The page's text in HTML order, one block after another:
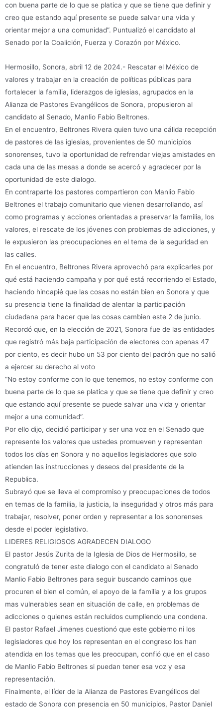
con buena parte de lo que se platica y que se tiene que definir y
creo que estando aquí presente se puede salvar una vida y
orientar mejor a una comunidad”. Puntualizó el candidato al
Senado por la Coalición, Fuerza y Corazón por México.
Hermosillo, Sonora, abril 12 de 2024.- Rescatar el México de
valores y trabajar en la creación de políticas públicas para
fortalecer la familia, liderazgos de iglesias, agrupados en la
Alianza de Pastores Evangélicos de Sonora, propusieron al
candidato al Senado, Manlio Fabio Beltrones.
En el encuentro, Beltrones Rivera quien tuvo una cálida recepción
de pastores de las iglesias, provenientes de 50 municipios
sonorenses, tuvo la oportunidad de refrendar viejas amistades en
cada una de las mesas a donde se acercó y agradecer por la
oportunidad de este dialogo.
En contraparte los pastores compartieron con Manlio Fabio
Beltrones el trabajo comunitario que vienen desarrollando, así
como programas y acciones orientadas a preservar la familia, los
valores, el rescate de los jóvenes con problemas de adicciones, y
le expusieron las preocupaciones en el tema de la seguridad en
las calles.
En el encuentro, Beltrones Rivera aprovechó para explicarles por
qué está haciendo campaña y por qué está recorriendo el Estado,
haciendo hincapié que las cosas no están bien en Sonora y que
su presencia tiene la finalidad de alentar la participación
ciudadana para hacer que las cosas cambien este 2 de junio.
Recordó que, en la elección de 2021, Sonora fue de las entidades
que registró más baja participación de electores con apenas 47
por ciento, es decir hubo un 53 por ciento del padrón que no salió
a ejercer su derecho al voto
“No estoy conforme con lo que tenemos, no estoy conforme con
buena parte de lo que se platica y que se tiene que definir y creo
que estando aquí presente se puede salvar una vida y orientar
mejor a una comunidad”.
Por ello dijo, decidió participar y ser una voz en el Senado que
represente los valores que ustedes promueven y representan
todos los días en Sonora y no aquellos legisladores que solo
atienden las instrucciones y deseos del presidente de la
Republica.
Subrayó que se lleva el compromiso y preocupaciones de todos
en temas de la familia, la justicia, la inseguridad y otros más para
trabajar, resolver, poner orden y representar a los sonorenses
desde el poder legislativo.
LIDERES RELIGIOSOS AGRADECEN DIALOGO
El pastor Jesús Zurita de la Iglesia de Dios de Hermosillo, se
congratuló de tener este dialogo con el candidato al Senado
Manlio Fabio Beltrones para seguir buscando caminos que
procuren el bien el común, el apoyo de la familia y a los grupos
mas vulnerables sean en situación de calle, en problemas de
adicciones o quienes están recluidos cumpliendo una condena.
El pastor Rafael Jimenes cuestionó que este gobierno ni los
legisladores que hoy los representan en el congreso los han
atendida en los temas que les preocupan, confió que en el caso
de Manlio Fabio Beltrones si puedan tener esa voz y esa
representación.
Finalmente, el líder de la Alianza de Pastores Evangélicos del
estado de Sonora con presencia en 50 municipios, Pastor Daniel